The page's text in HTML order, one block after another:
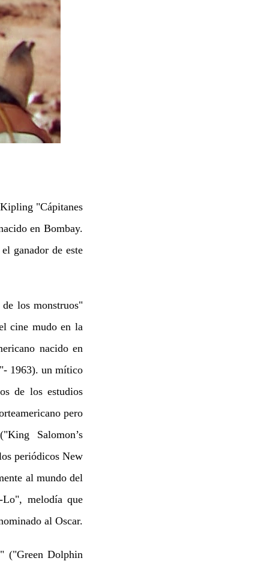
"Cápitanes
en Bombay.
ganador de este
los monstruos"
cine mudo en la
nacido en
1963). un mítico
de los estudios
pero
Salomon’s
periódicos New
al mundo del
melodía que
al Oscar.
("Green Dolphin